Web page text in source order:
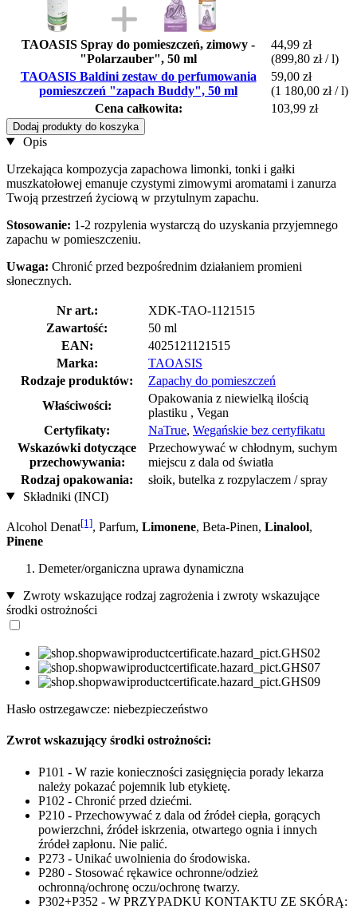
TAOASIS Spray do pomieszczeń, zimowy -
"Polarzauber", 50 ml
44,99 zł
(899,80 zł / l)
TAOASIS Baldini zestaw do perfumowania
pomieszczeń "zapach Buddy", 50 ml
59,00 zł
(1 180,00 zł / l)
Cena całkowita:
103,99 zł
Dodaj produkty do koszyka
Opis
Urzekająca kompozycja zapachowa limonki, tonki i gałki
muszkatołowej emanuje czystymi zimowymi aromatami i zanurza
Twoją przestrzeń życiową w przytulnym zapachu.
Stosowanie: 1-2 rozpylenia wystarczą do uzyskania przyjemnego
zapachu w pomieszczeniu.
Uwaga: Chronić przed bezpośrednim działaniem promieni
słonecznych.
Nr art.:
XDK-TAO-1121515
Zawartość:
50 ml
EAN:
4025121121515
Marka:
TAOASIS
Rodzaje produktów:
Zapachy do pomieszczeń
Właściwości:
Opakowania z niewielką ilością
plastiku , Vegan
Certyfikaty:
NaTrue, Wegańskie bez certyfikatu
Wskazówki dotyczące
przechowywania:
Przechowywać w chłodnym, suchym
miejscu z dala od światła
Rodzaj opakowania:
słoik, butelka z rozpylaczem / spray
Składniki (INCI)
Alcohol Denat[1], Parfum, Limonene, Beta-Pinen, Linalool,
Pinene
Demeter/organiczna uprawa dynamiczna
Zwroty wskazujące rodzaj zagrożenia i zwroty wskazujące
środki ostrożności
Hasło ostrzegawcze: niebezpieczeństwo
Zwrot wskazujący środki ostrożności:
P101 - W razie konieczności zasięgnięcia porady lekarza
należy pokazać pojemnik lub etykietę.
P102 - Chronić przed dziećmi.
P210 - Przechowywać z dala od źródeł ciepła, gorących
powierzchni, źródeł iskrzenia, otwartego ognia i innych
źródeł zapłonu. Nie palić.
P273 - Unikać uwolnienia do środowiska.
P280 - Stosować rękawice ochronne/odzież
ochronną/ochronę oczu/ochronę twarzy.
P302+P352 - W PRZYPADKU KONTAKTU ZE SKÓRĄ: